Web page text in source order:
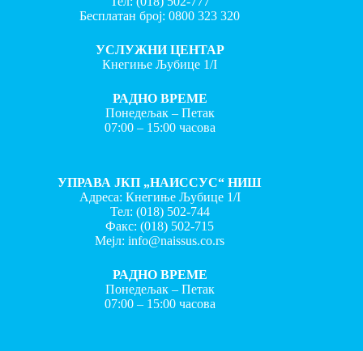
Бесплатан број:0800 323 320
УСЛУЖНИ ЦЕНТАР
Кнегиње Љубице 1/I
РАДНО ВРЕМЕ
Понедељак – Петак
07:00 – 15:00 часова
УПРАВА ЈКП „НАИССУС“ НИШ
Адреса: Кнегиње Љубице 1/I
Тел: (018) 502-744
Факс:(018) 502-715
Мејл:info@naissus.co.rs
РАДНО ВРЕМЕ
Понедељак – Петак
07:00 – 15:00 часова